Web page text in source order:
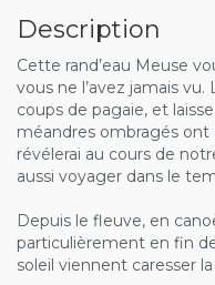
Description
Cette rand’eau Meuse
vous ne l’avez jamais
coups de pagaie, et
méandres ombragés
révélerai au cours de
aussi voyager dans le
Depuis le fleuve, en
particulièrement en fin
soleil viennent caresser